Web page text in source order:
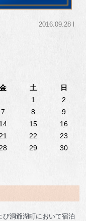
2016.09.28 l
金 土
日
1
2
7 8
9
14 15
16
21 22
23
28 29
30
び洞爺湖町において宿泊